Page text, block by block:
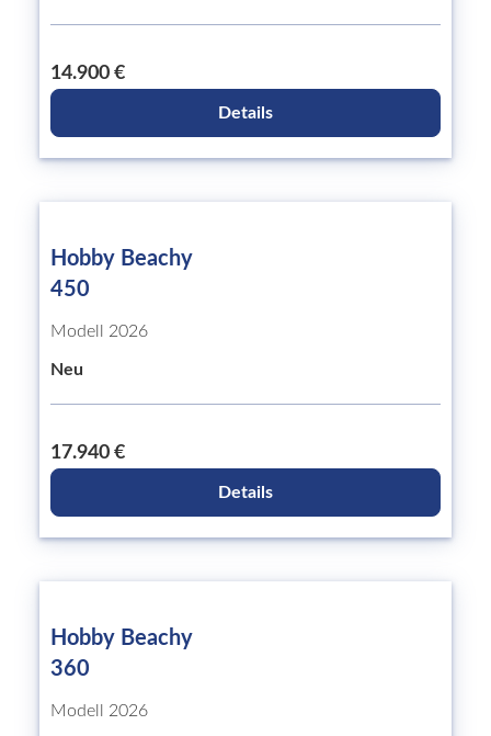
14.900 €
Details
Hobby Beachy
450
Modell 2026
Neu
17.940 €
Details
Hobby Beachy
360
Modell 2026